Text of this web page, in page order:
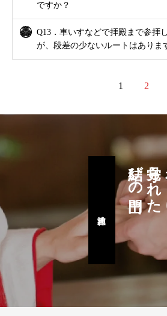
ですか？
Q13．車いすなどで拝殿まで参拝
が、段差の少ないルートはありま
1 2
見守られた
結びの門出